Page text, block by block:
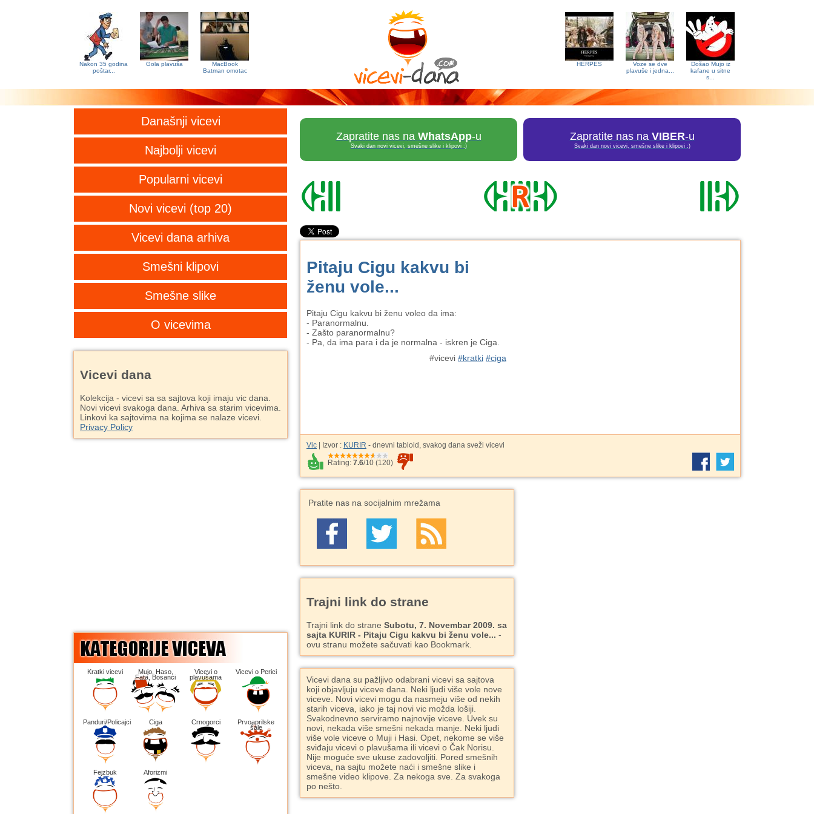
Nakon 35 godina
poštar...
Gola plavuša
MacBook
Batman omotac
Došao Mujo iz
kafane u sitne
s...
Voze se dve
plavuše i jedna...
HERPES
Današnji vicevi
Najbolji vicevi
Popularni vicevi
Novi vicevi (top 20)
Vicevi dana arhiva
Smešni klipovi
Smešne slike
O vicevima
Zapratite nas na WhatsApp-u
Svaki dan novi vicevi, smešne slike i klipovi :)
Zapratite nas na VIBER-u
Svaki dan novi vicevi, smešne slike i klipovi :)
Pitaju Cigu kakvu bi
ženu vole...
Pitaju Cigu kakvu bi ženu voleo da ima:
- Paranormalnu.
- Zašto paranormalnu?
- Pa, da ima para i da je normalna - iskren je Ciga.
#vicevi #kratki #ciga
Vic | Izvor : KURIR - dnevni tabloid, svakog dana sveži vicevi
Rating: 7.6/10 (120)
Pratite nas na socijalnim mrežama
Trajni link do strane
Trajni link do strane Subotu, 7. Novembar 2009. sa
sajta KURIR - Pitaju Cigu kakvu bi ženu vole... -
ovu stranu možete sačuvati kao Bookmark.
Vicevi dana su pažljivo odabrani vicevi sa sajtova
koji objavljuju viceve dana. Neki ljudi više vole nove
viceve. Novi vicevi mogu da nasmeju više od nekih
starih viceva, iako je taj novi vic možda lošiji.
Svakodnevno serviramo najnovije viceve. Uvek su
novi, nekada više smešni nekada manje. Neki ljudi
više vole viceve o Muji i Hasi. Opet, nekome se više
sviđaju vicevi o plavušama ili vicevi o Čak Norisu.
Nije moguće sve ukuse zadovoljiti. Pored smešnih
viceva, na sajtu možete naći i smešne slike i
smešne video klipove. Za nekoga sve. Za svakoga
po nešto.
Vicevi dana
Kolekcija - vicevi sa sa sajtova koji imaju vic dana.
Novi vicevi svakoga dana. Arhiva sa starim vicevima.
Linkovi ka sajtovima na kojima se nalaze vicevi.
Privacy Policy
Kratki vicevi Mujo, Haso,
Fata, Bosanci
Vicevi o
plavušama
Vicevi o Perici
Panduri/Policajci Ciga Crnogorci Prvoaprilske
šale
Fejzbuk Aforizmi